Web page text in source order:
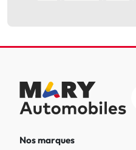
Nos marques